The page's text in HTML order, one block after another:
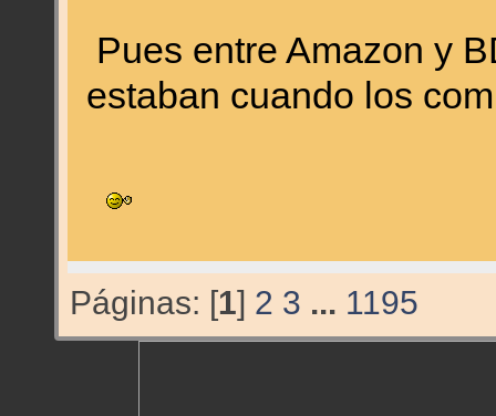
Pues entre Amazon y
estaban cuando los
Páginas: [1] 2 3 ... 1195